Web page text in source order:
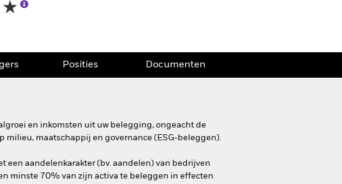
Posities Documenten
en inkomsten uit uw belegging, ongeacht de
maatschappij en governance (ESG-beleggen).
aandelenkarakter (bv. aandelen) van bedrijven
minste 70% van zijn activa te beleggen in effecten